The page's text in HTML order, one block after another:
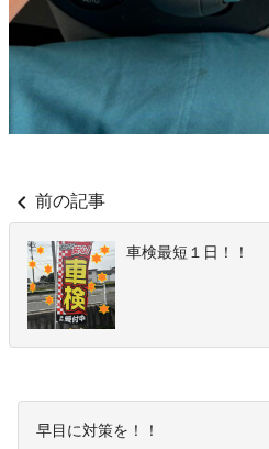
chevron_left 前の記事
車検最短１日！！
早目に対策を！！